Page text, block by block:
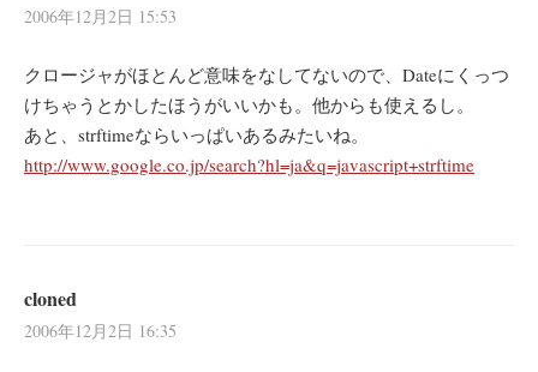
2006年12月2日 15:53
クロージャがほとんど意味をなしてないので、Dateにくっつ
けちゃうとかしたほうがいいかも。他からも使えるし。
あと、strftimeならいっぱいあるみたいね。
http://www.google.co.jp/search?hl=ja&q=javascript+strftime
cloned
2006年12月2日 16:35